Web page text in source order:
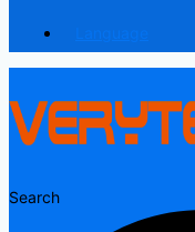
Search